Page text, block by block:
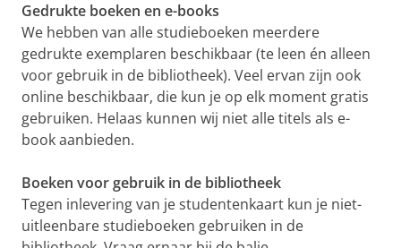
Gedrukte boeken en e-books
We hebben van alle studieboeken meerdere
gedrukte exemplaren beschikbaar (te leen én alleen
voor gebruik in de bibliotheek). Veel ervan zijn ook
online beschikbaar, die kun je op elk moment gratis
gebruiken. Helaas kunnen wij niet alle titels als e-
book aanbieden.
Boeken voor gebruik in de bibliotheek
Tegen inlevering van je studentenkaart kun je niet-
uitleenbare studieboeken gebruiken in de